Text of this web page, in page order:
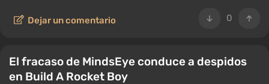
0
Dejar un comentario
El fracaso de MindsEye conduce a despidos
en Build A Rocket Boy